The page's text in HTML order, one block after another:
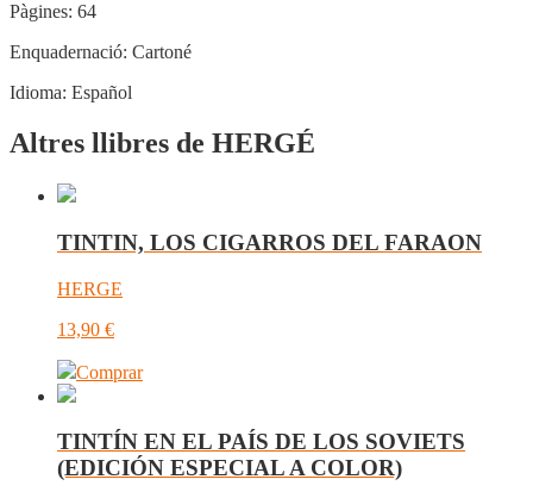
Pàgines: 64
Enquadernació: Cartoné
Idioma: Español
Altres llibres de HERGÉ
TINTIN, LOS CIGARROS DEL FARAON
HERGE
13,90 €
Comprar
TINTÍN EN EL PAÍS DE LOS SOVIETS
(EDICIÓN ESPECIAL A COLOR)